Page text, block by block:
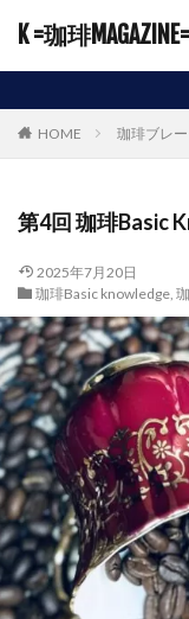
K =珈琲MAGAZINE=
HOME 珈琲ブレ
第4回 珈琲Basic
2025年7月20日
珈琲Basic knowledge,